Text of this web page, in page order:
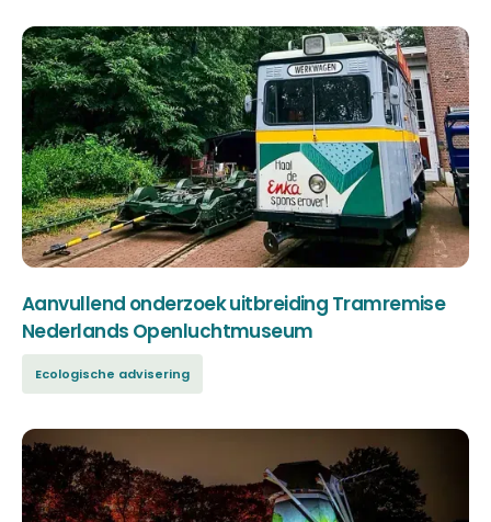
Aanvullend onderzoek uitbreiding Tramremise
Nederlands Openluchtmuseum
Ecologische advisering